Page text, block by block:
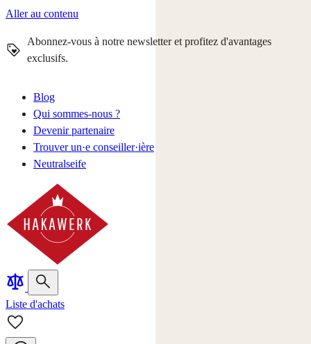
Aller au contenu
Abonnez-vous à notre newsletter et profitez d'avantages
exclusifs.
Blog
Qui sommes-nous ?
Devenir partenaire
Trouver un·e conseiller·ière
Neutralseife
Liste d'achats